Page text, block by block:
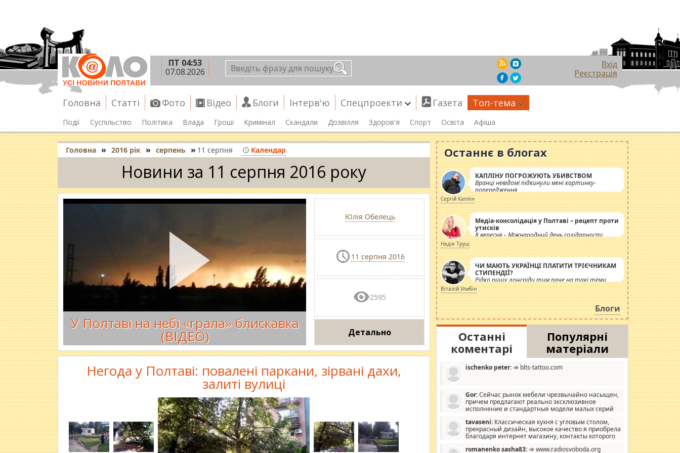
ПТ 04:53
07.08.2026
Вхід
Реєстрація
Головна Статті Фото Відео Блоги Інтерв'ю Спецпроекти Газета Топ-тема
Події Суспільство Політика Влада Гроші Кримінал Скандали Дозвілля Здоров'я Спорт Освіта Афіша
Головна » 2016 рік » серпень » 11 серпня Календар
Новини за 11 серпня 2016 року
У Полтаві на небі «грала» блискавка
(ВІДЕО)
Юлія Обелець
11 серпня 2016
2595
Детально
Негода у Полтаві: повалені паркани, зірвані дахи,
залиті вулиці
Останнє в блогах
КАПЛІНУ ПОГРОЖУЮТЬ УБИВСТВОМ
Вранці невідомі підкинули мені картинку-
попередження
Сергій Каплін
Медіа-консолідація у Полтаві – рецепт проти
утисків
8 вересня – Міжнародний день солідарності
журналістів.
Надія Труш
ЧИ МАЮТЬ УКРАЇНЦІ ПЛАТИТИ ТРІЄЧНИКАМ
СТИПЕНДІЇ?
Рідко пишу лонгріди тим паче на такі теми,
але вже просто дістало! Обурюють сьогоднішні
інсенуації навколо стипендіального питання.
Штучно роздувається ще одна соціальна
катастрофа.
Віталій Улибін
Блоги
Останні
коментарі
Популярні
матеріали
ischenko peter: ⇒ blts-tattoo.com
Gor:Сейчас рынок мебели чрезвычайно насыщен,
причем предлагают реально эксклюзивное
исполнение и стандартные модели малых серий
дизайну, мало походит на стандартные формы, в MebelOk,
креативненько и что главное - со вкусом все в порядке,
без ненужных наворотов удорожающих мебель, а это не
tavaseni: Классическая кухня с угловым столом,
прекрасный дизайн, высокое качество я приобрела
благодаря интернет магазину, контакты которого
romanenko sasha83: ⇒ www.radiosvoboda.org